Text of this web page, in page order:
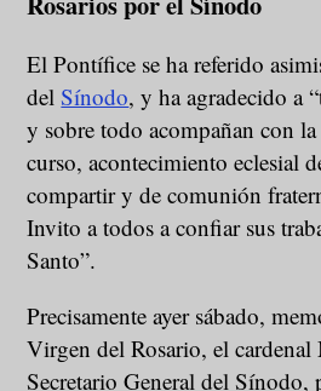
El Pontífice se ha referido
delSínodo, y ha agradecido a
y sobre todo acompañan con
curso, acontecimiento eclesial
compartir y de comunión
Invito a todos a confiar sus
Santo”.
Precisamente ayer sábado,
Virgen del Rosario, el
Secretario General del Sínodo,